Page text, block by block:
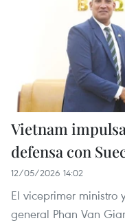
Vietnam
defensa con
12/05/2026 14:02
El viceprimer ministro
general Phan Van